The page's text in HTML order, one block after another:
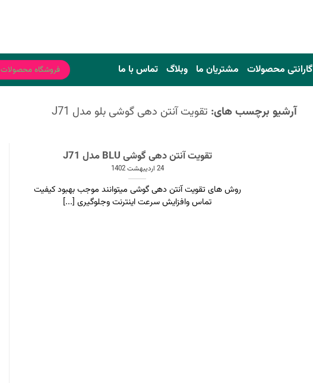
گارانتی محصولات مشتریان ما وبلاگ تماس با ما فروشگاه محصولات
آرشیو برچسب های: تقویت آنتن دهی گوشی بلو مدل J71
تقویت آنتن دهی گوشی BLU مدل J71
24 اردیبهشت 1402
روش های تقویت آنتن دهی گوشی میتوانند موجب بهبود کیفیت
تماس وافزایش سرعت اینترنت وجلوگیری [...]